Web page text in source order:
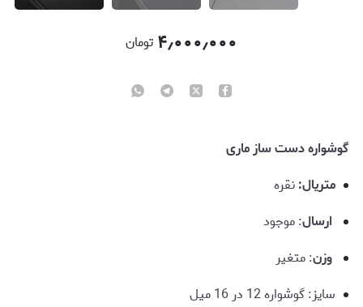
۴٫۰۰۰٫۰۰۰ تومان
گوشواره دست ساز ماری‌
متریال:نقره
ارسال: موجود
وزن: متغیر
سایز: گوشواره 12 در 16 میل